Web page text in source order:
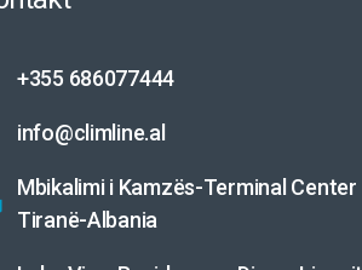
+355 686077444
info@climline.al
Mbikalimi i Kamzës-Terminal Center
Tiranë-Albania